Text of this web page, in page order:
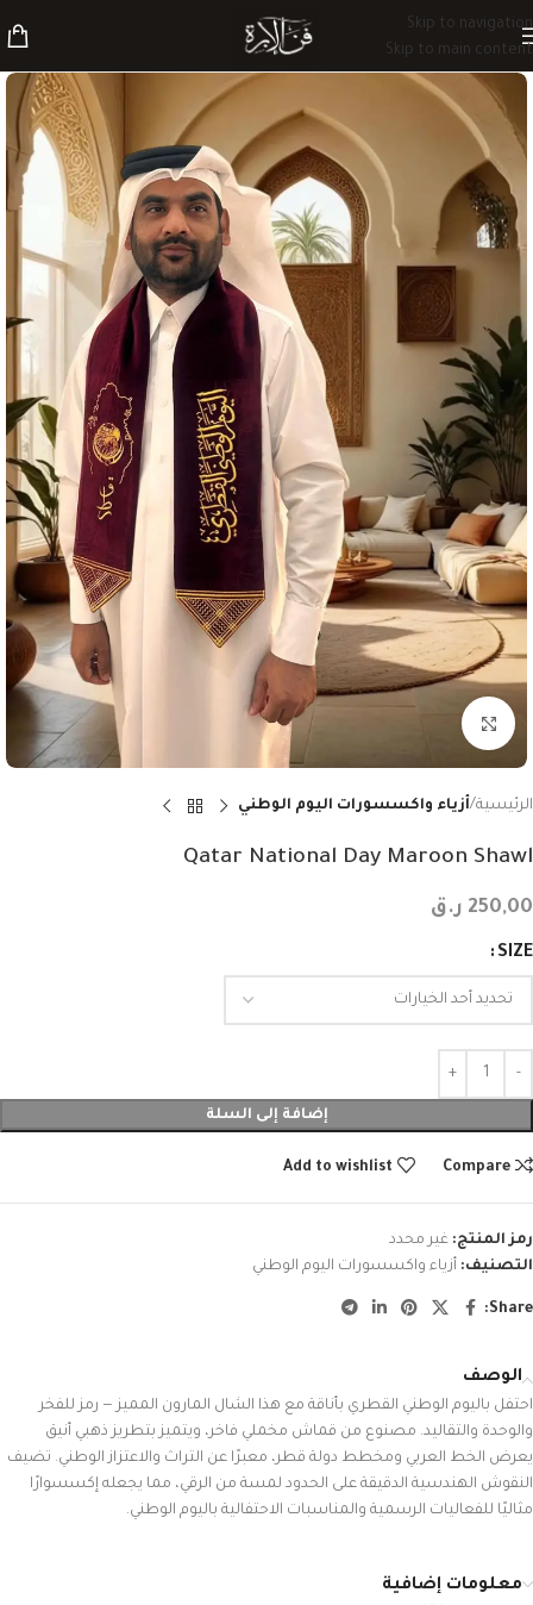
Skip to navigation
Skip to main content
Click to enlarge
الرئيسية أزياء واكسسورات اليوم الوطني
Qatar National Day Maroon Shawl
250,00 ر.ق
SIZE
إضافة إلى السلة
Compare
Add to wishlist
رمز المنتج: غير محدد
التصنيف: أزياء واكسسورات اليوم الوطني
Share:
الوصف
احتفل باليوم الوطني القطري بأناقة مع هذا الشال المارون المميز — رمز للفخر
والوحدة والتقاليد. مصنوع من قماش مخملي فاخر، ويتميز بتطريز ذهبي أنيق
يعرض الخط العربي ومخطط دولة قطر، معبرًا عن التراث والاعتزاز الوطني. تضيف
النقوش الهندسية الدقيقة على الحدود لمسة من الرقي، مما يجعله إكسسوارًا
مثاليًا للفعاليات الرسمية والمناسبات الاحتفالية باليوم الوطني.
معلومات إضافية